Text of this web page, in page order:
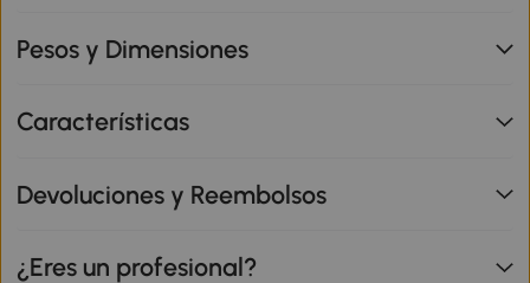
Pesos y Dimensiones
Características
Devoluciones y Reembolsos
¿Eres un profesional?